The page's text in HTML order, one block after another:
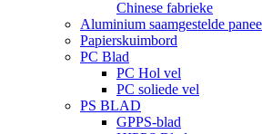
Chinese fabrieke
Aluminium saamgestelde
Papierskuimbord
PC Blad
PC Hol vel
PC soliede vel
PS BLAD
GPPS-blad